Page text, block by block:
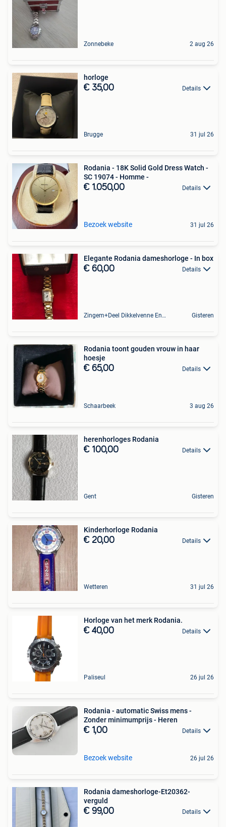
Zonnebeke 2 aug 26
horloge
€ 35,00 Details
Brugge 31 jul 26
Rodania - 18K Solid Gold Dress Watch -
SC 19074 - Homme -
€ 1.050,00 Details
Bezoek website 31 jul 26
Elegante Rodania dameshorloge - In box
€ 60,00 Details
Zingem+Deel Dikkelvenne En Nederzwalm-Hermelgem Gisteren
Rodania toont gouden vrouw in haar
hoesje
€ 65,00 Details
Schaarbeek 3 aug 26
herenhorloges Rodania
€ 100,00 Details
Gent Gisteren
Kinderhorloge Rodania
€ 20,00 Details
Wetteren 31 jul 26
Horloge van het merk Rodania.
€ 40,00 Details
Paliseul 26 jul 26
Rodania - automatic Swiss mens -
Zonder minimumprijs - Heren
€ 1,00 Details
Bezoek website 26 jul 26
Rodania dameshorloge-Et20362-
verguld
€ 99,00 Details